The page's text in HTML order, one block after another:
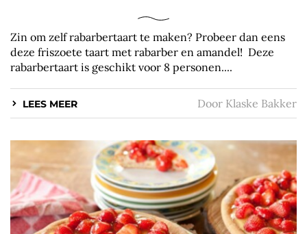
Zin om zelf rabarbertaart te maken? Probeer dan eens
deze friszoete taart met rabarber en amandel! Deze
rabarbertaart is geschikt voor 8 personen....
LEES MEER Door Klaske Bakker